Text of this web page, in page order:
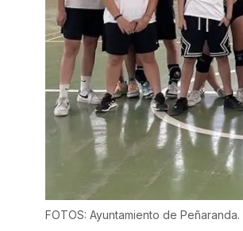
FOTOS: Ayuntamiento de Peñaranda.